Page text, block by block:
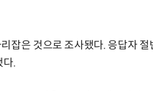
잡은 것으로 조사됐다. 응답자
다.